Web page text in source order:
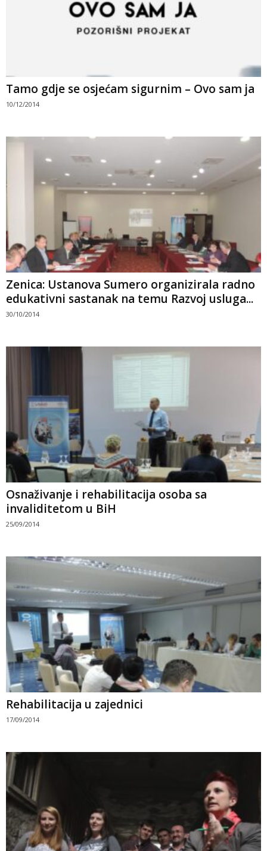
Tamo gdje se osjećam sigurnim – Ovo sam ja
10/12/2014
Zenica: Ustanova Sumero organizirala radno
edukativni sastanak na temu Razvoj usluga...
30/10/2014
Osnaživanje i rehabilitacija osoba sa
invaliditetom u BiH
25/09/2014
Rehabilitacija u zajednici
17/09/2014